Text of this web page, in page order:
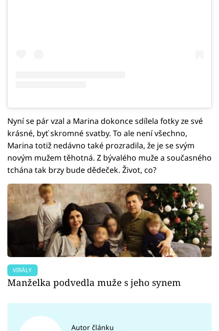
Nyní se pár vzal a Marina dokonce sdílela fotky ze své
krásné, byť skromné svatby. To ale není všechno,
Marina totiž nedávno také prozradila, že je se svým
novým mužem těhotná. Z bývalého muže a současného
tchána tak brzy bude dědeček. Život, co?
VIRÁLY
Manželka podvedla muže s jeho synem
Autor článku